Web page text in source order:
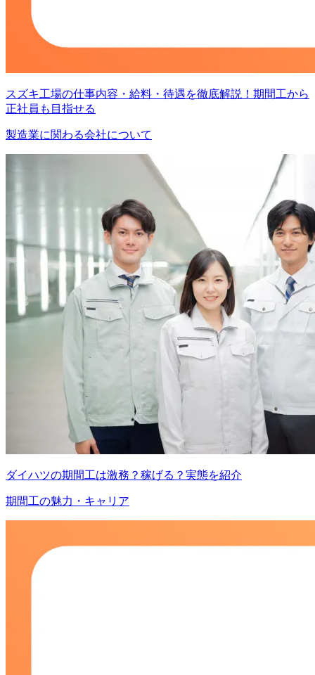
スズキ工場の仕事内容・給料・待遇を徹底解説！期間工から
正社員も目指せる
製造業に関わる会社について
ダイハツの期間工は激務？稼げる？実態を紹介
期間工の魅力・キャリア